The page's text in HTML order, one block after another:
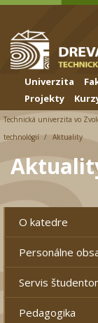
Skip to cookies
Skip to navigation
Skočiť na hlavný
Univerzita
Projekty
Technická univerzita vo
technológií
Aktuality
O katedre
Personálne
Servis
Pedagogika